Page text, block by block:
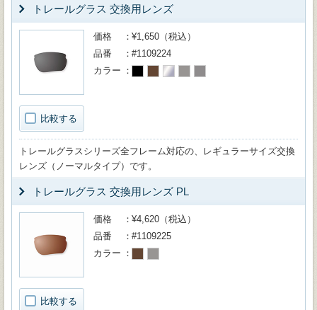
トレールグラス 交換用レンズ
比較する
価格
¥1,650（税込）
品番
#1109224
カラー
トレールグラスシリーズ全フレーム対応の、レギュラーサイズ交換
レンズ（ノーマルタイプ）です。
トレールグラス 交換用レンズ PL
比較する
価格
¥4,620（税込）
品番
#1109225
カラー